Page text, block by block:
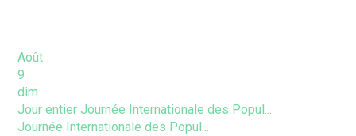
Août
9
dim
Jour entierJournée Internationale des Popul...
Journée Internationale des Popul...